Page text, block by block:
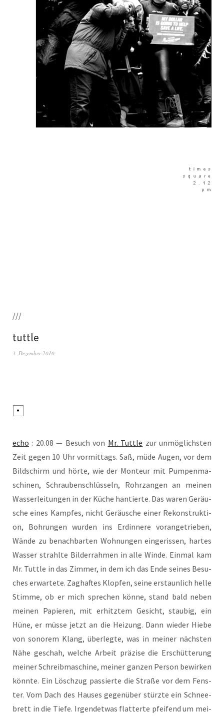
///
tuttle
3. Dezember 2010
echo : 20.08 — Besuch von Mr. Tuttle zur unmög­lichs­ten
Zeit gegen 10 Uhr vor­mit­tags. Saß, müde Augen, vor dem
Bild­schirm und hör­te, wie der Mon­teur mit Pum­pen­ma­
schi­nen, Schrau­ben­schlüs­seln, Rohr­zan­gen an mei­nen
Was­ser­lei­tun­gen in der Küche han­tier­te. Das waren Geräu­
sche eines Kamp­fes, nicht Geräu­sche einer Rekon­struk­ti­
on, Boh­run­gen wur­den ins Erd­in­ne­re vor­an­ge­trie­ben,
Wän­de zu benach­bar­ten Woh­nun­gen ein­ge­ris­sen, har­tes
Was­ser strahl­te Bil­der­rah­men in alle Win­de. Ein­mal kam
Mr. Tuttle in das Zim­mer, in dem ich das Ende sei­nes Besu­
ches erwar­te­te. Zag­haf­tes Klop­fen, sei­ne erstaun­lich hel­le
Stim­me, ob er mich spre­chen kön­ne, stand bald neben
mei­nen Papie­ren, mit erhitz­tem Gesicht, stau­big, ein
Hüne, er müs­se jetzt an die Hei­zung. Dann wie­der Hie­be
von sono­rem Klang, über­leg­te, was in mei­ner nächs­ten
Nähe geschah, wel­che Arbeit prä­zi­se die Erschüt­te­rung
mei­ner Schreib­ma­schi­ne, mei­ner gan­zen Per­son bewir­ken
könn­te. Ein Lösch­zug pas­sier­te die Stra­ße vor dem Fens­
ter. Vom Dach des Hau­ses gegen­über stürz­te ein Schnee­
brett in die Tie­fe. Irgend­et­was flat­ter­te pfei­fend um mei­